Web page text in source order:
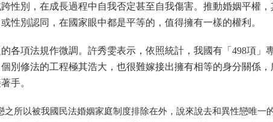
性別，在成長過程中自我否定甚至自我傷害。推動婚姻平權，
性別認同，在國家眼中都是平等的，值得擁有一樣的權利。
各項法規作微調。許秀雯表示，依照統計，我國有「498項」
別修法的工程極其浩大，也很難嫁接出擁有相等的身分關係，
手。
所以被我國民法婚姻家庭制度排除在外，說來說去和異性戀唯一